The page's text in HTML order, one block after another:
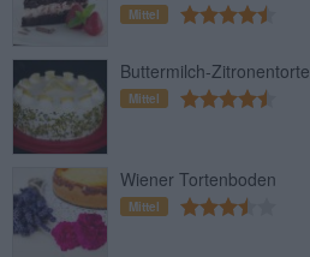
Mittel
Buttermilch-Zitronentorte
Mittel
Wiener Tortenboden
Mittel